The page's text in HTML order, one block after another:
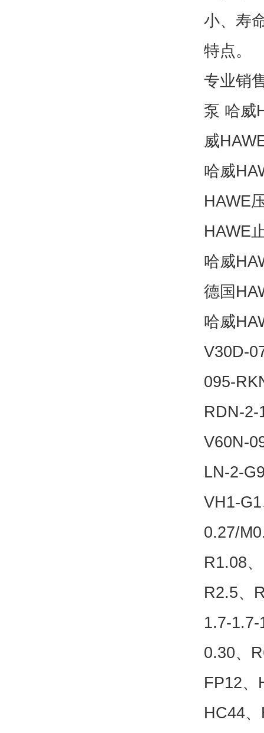
小、寿
特点。
专业销
泵 哈威
威
哈威
HAWE
HAWE
哈威
德国
哈威
V30D-
095-
RDN-2-
V60N-
LN-2-
VH1-
0.27/
R1.08
R2.5、
1.7-
0.30、
FP12、
HC44